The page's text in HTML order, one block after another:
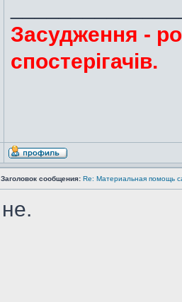
Засудження -
спостерігачів.
Заголовок сообщения: Re: Материальная помощь
не.